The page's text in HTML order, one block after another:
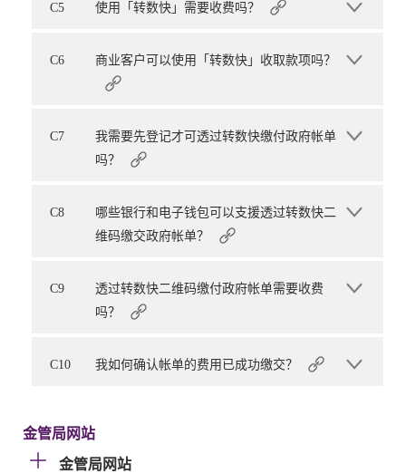
C5 使用「转数快」需要收费吗？
C6 商业客户可以使用「转数快」收取款项吗？
C7
我需要先登记才可透过转数快缴付政府帐单
吗？
C8
哪些银行和电子钱包可以支援透过转数快二
维码缴交政府帐单？
C9
透过转数快二维码缴付政府帐单需要收费
吗？
C10 我如何确认帐单的费用已成功缴交？
金管局网站
金管局网站